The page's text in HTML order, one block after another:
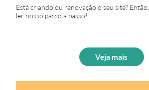
Está criando ou renovação o seu site?
ler nosso passo a passo!
Veja mais